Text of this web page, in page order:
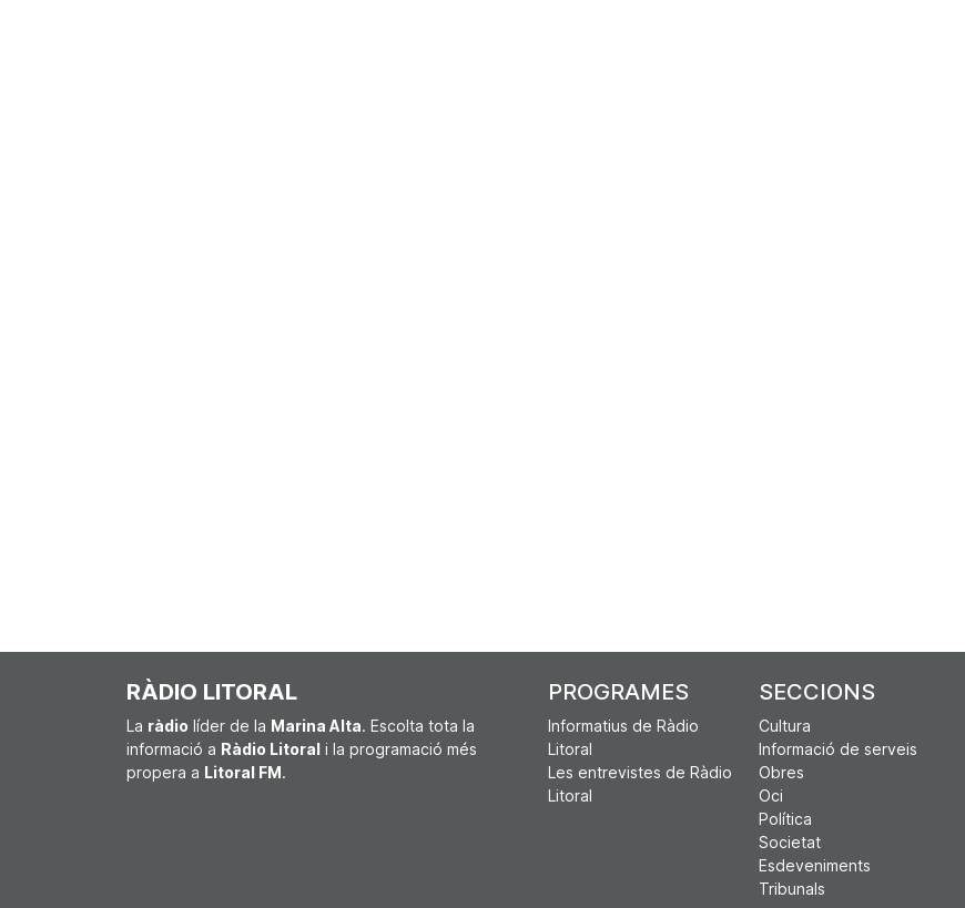
RÀDIO LITORAL
La ràdio líder de la Marina Alta. Escolta tota la
informació a Ràdio Litoral i la programació més
propera a Litoral FM.
PROGRAMES
Informatius de Ràdio
Litoral
Les entrevistes de Ràdio
Litoral
SECCIONS
Cultura
Informació de serveis
Obres
Oci
Política
Societat
Esdeveniments
Tribunals